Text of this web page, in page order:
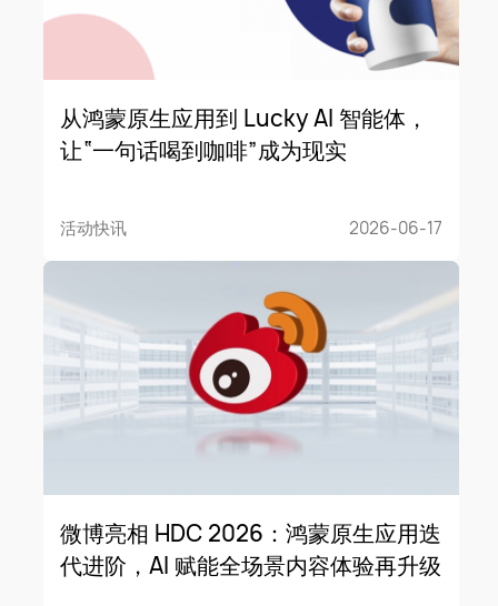
从鸿蒙原生应用到 Lucky AI 智能体，
让“一句话喝到咖啡”成为现实
活动快讯 2026-06-17
微博亮相 HDC 2026：鸿蒙原生应用迭
代进阶，AI 赋能全场景内容体验再升级